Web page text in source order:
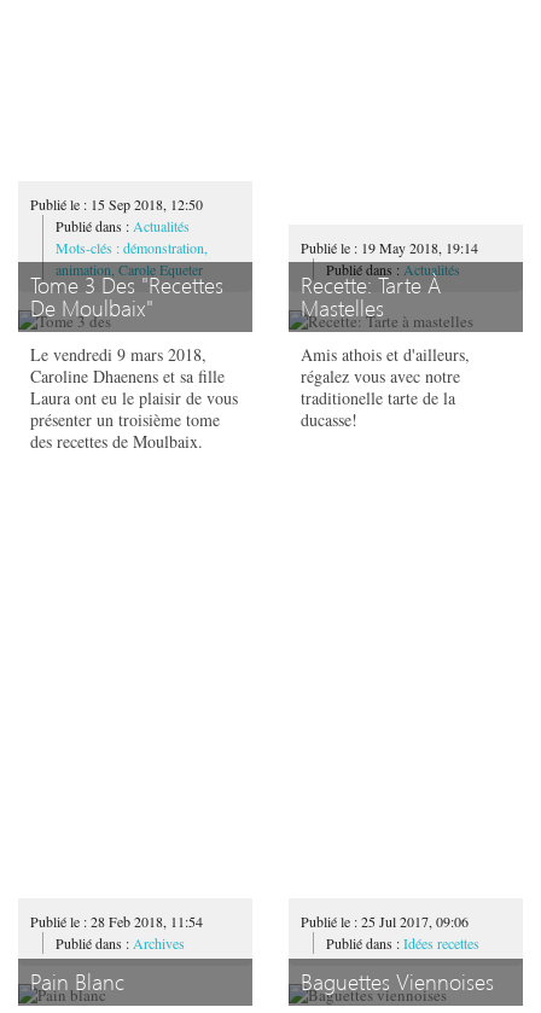
Publié le : 15 Sep 2018, 12:50
Publié dans : Actualités
Mots-clés : démonstration,
animation, Carole Equeter
Publié le : 19 May 2018, 19:14
Publié dans : Actualités
Tome 3 Des "Recettes
De Moulbaix"
Le vendredi 9 mars 2018,
Caroline Dhaenens et sa fille
Laura ont eu le plaisir de vous
présenter un troisième tome
des recettes de Moulbaix.
Publié le : 28 Feb 2018, 11:54
Publié dans : Archives
Recette: Tarte À
Mastelles
Amis athois et d'ailleurs,
régalez vous avec notre
traditionelle tarte de la
ducasse!
Publié le : 25 Jul 2017, 09:06
Publié dans :Idées recettes
Pain Blanc Baguettes Viennoises